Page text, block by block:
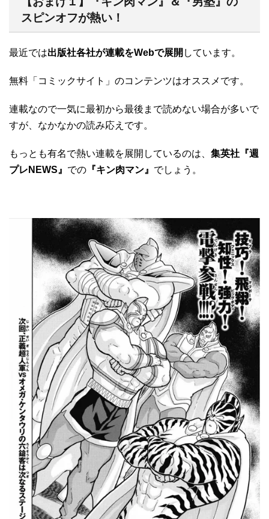
スピンオフが熱い！
最近では出版社各社が連載をWebで展開 しています。
無料「コミックサイト」のコンテンツはオススメです。
連載なので一気に最初から最後まで読めない場合が多いで
すが、なかなかの読み応えです。
もっとも有名で熱い連載を展開しているのは、 集英社『週
プレNEWS』 での 『キン肉マン』 でしょう。